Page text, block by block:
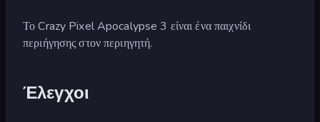
Το Crazy Pixel Apocalypse 3 είναι ένα παιχνίδι
περιήγησης στον περιηγητή.
Έλεγχοι